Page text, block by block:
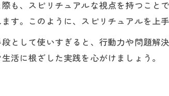
も、スピリチュアルな視点を持つこ
す。このように、スピリチュアルを
として使いすぎると、行動力や問題
活に根ざした実践を心がけましょう。